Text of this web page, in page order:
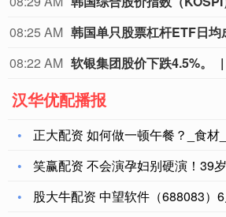
08:25 AM
08:22 AM 软银集团股价下跌4.5%。
汉华优配播报
正大配资 如何做一顿午餐？_食材
笑赢配资 不会演孕妇别硬演！39岁杨幂
股大牛配资 中望软件（688083）6